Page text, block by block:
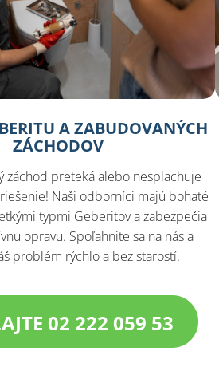
A ZABUDOVANÝCH
ZÁCHODOV
záchod preteká alebo nesplachuje
Naši odborníci majú bohaté
typmi Geberitov a zabezpečia
opravu. Spoľahnite sa na nás a
problém rýchlo a bez starostí.
02 222 059 53